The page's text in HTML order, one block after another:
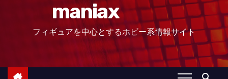
maniax
フィギュアを中心とするホビー系情報サイト